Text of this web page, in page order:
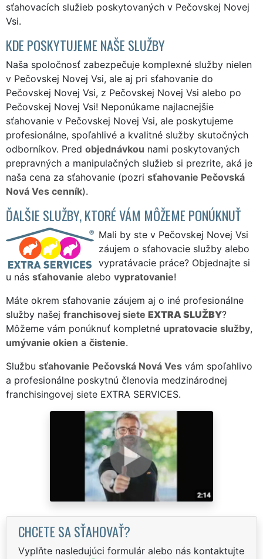
sťahovacích služieb poskytovaných v Pečovskej Novej
Vsi.
KDE POSKYTUJEME NAŠE SLUŽBY
Naša spoločnosť zabezpečuje komplexné služby nielen
v Pečovskej Novej Vsi, ale aj pri sťahovanie do
Pečovskej Novej Vsi, z Pečovskej Novej Vsi alebo po
Pečovskej Novej Vsi! Neponúkame najlacnejšie
sťahovanie v Pečovskej Novej Vsi, ale poskytujeme
profesionálne, spoľahlivé a kvalitné služby skutočných
odborníkov. Pred objednávkou nami poskytovaných
prepravných a manipulačných služieb si prezrite, aká je
naša cena za sťahovanie (pozri sťahovanie Pečovská
Nová Ves cenník).
ĎALŠIE SLUŽBY, KTORÉ VÁM MÔŽEME PONÚKNUŤ
Mali by ste v Pečovskej Novej Vsi
záujem o sťahovacie služby alebo
vypratávacie práce? Objednajte si
u nás sťahovanie alebo vypratovanie!
Máte okrem sťahovanie záujem aj o iné profesionálne
služby našej franchisovej siete EXTRA SLUŽBY?
Môžeme vám ponúknuť kompletné upratovacie služby,
umývanie okien a čistenie.
Službu sťahovanie Pečovská Nová Ves vám spoľahlivo
a profesionálne poskytnú členovia medzinárodnej
franchisingovej siete EXTRA SERVICES.
CHCETE SA SŤAHOVAŤ?
Vyplňte nasledujúci formulár alebo nás kontaktujte